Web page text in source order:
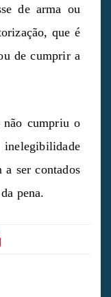
de arma ou
que é
de cumprir a
não cumpriu o
a ser contados
pena.